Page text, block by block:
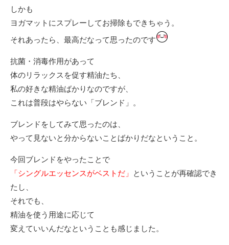
しかも
ヨガマットにスプレーしてお掃除もできちゃう。
それあったら、最高だなって思ったのです
抗菌・消毒作用があって
体のリラックスを促す精油たち、
私の好きな精油ばかりなのですが、
これは普段はやらない「ブレンド」。
ブレンドをしてみて思ったのは、
やって見ないと分からないことばかりだなということ。
今回ブレンドをやったことで
「シングルエッセンスがベストだ」
ということが再確認でき
たし、
それでも、
精油を使う用途に応じて
変えていいんだなということも感じました。